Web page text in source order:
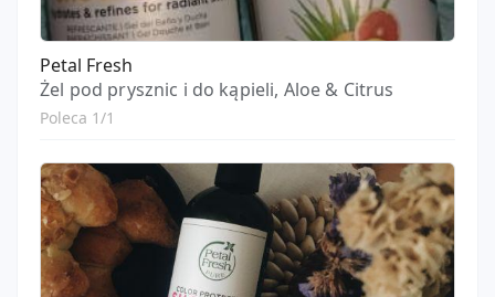
Petal Fresh
Żel pod prysznic i do kąpieli, Aloe & Citrus
Poleca 1/1